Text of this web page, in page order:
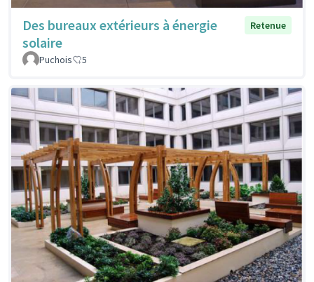
Des bureaux extérieurs à énergie
solaire
Retenue
Puchois 5